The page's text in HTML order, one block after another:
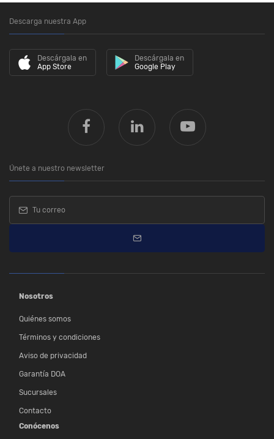
Descarga nuestra App
Descárgala en
App Store
Descárgala en
Google Play
Únete a nuestro newsletter
Nosotros
Quiénes somos
Términos y condiciones
Aviso de privacidad
Garantía DOA
Sucursales
Contacto
Conócenos